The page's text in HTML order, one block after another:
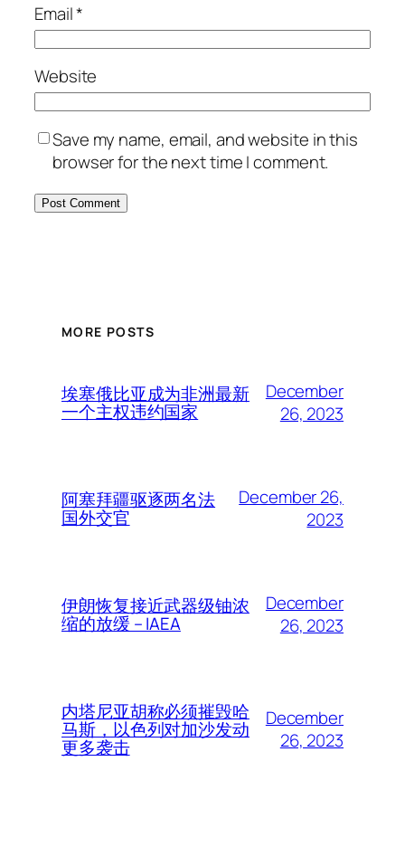
Email*
Website
Save my name, email, and website in this
browser for the next time I comment.
MORE POSTS
埃塞俄比亚成为非洲最新
一个主权违约国家
December
26, 2023
阿塞拜疆驱逐两名法
国外交官
December 26,
2023
伊朗恢复接近武器级铀浓
缩的放缓 – IAEA
December
26, 2023
内塔尼亚胡称必须摧毁哈
马斯，以色列对加沙发动
更多袭击
December
26, 2023